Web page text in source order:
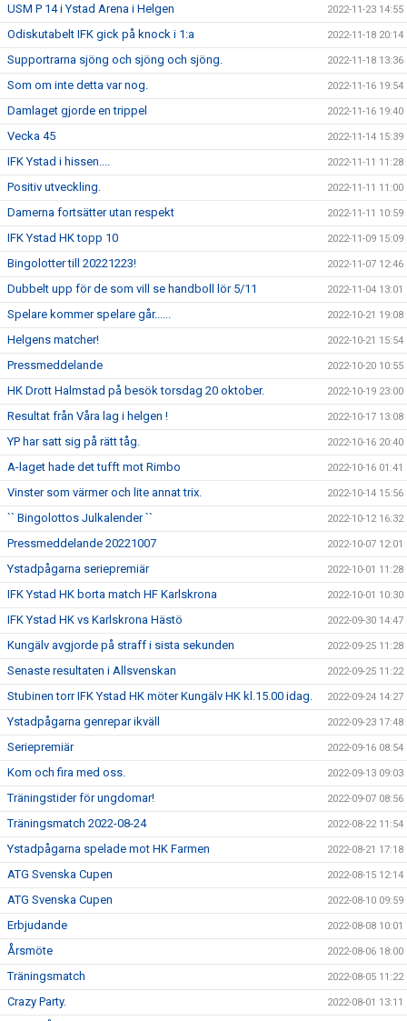
USM P 14 i Ystad Arena i Helgen 2022-11-23 14:55
Odiskutabelt IFK gick på knock i 1:a 2022-11-18 20:14
Supportrarna sjöng och sjöng och sjöng. 2022-11-18 13:36
Som om inte detta var nog. 2022-11-16 19:54
Damlaget gjorde en trippel 2022-11-16 19:40
Vecka 45 2022-11-14 15:39
IFK Ystad i hissen.... 2022-11-11 11:28
Positiv utveckling. 2022-11-11 11:00
Damerna fortsätter utan respekt 2022-11-11 10:59
IFK Ystad HK topp 10 2022-11-09 15:09
Bingolotter till 20221223! 2022-11-07 12:46
Dubbelt upp för de som vill se handboll lör 5/11 2022-11-04 13:01
Spelare kommer spelare går...... 2022-10-21 19:08
Helgens matcher! 2022-10-21 15:54
Pressmeddelande 2022-10-20 10:55
HK Drott Halmstad på besök torsdag 20 oktober. 2022-10-19 23:00
Resultat från Våra lag i helgen ! 2022-10-17 13:08
YP har satt sig på rätt tåg. 2022-10-16 20:40
A-laget hade det tufft mot Rimbo 2022-10-16 01:41
Vinster som värmer och lite annat trix. 2022-10-14 15:56
`` Bingolottos Julkalender `` 2022-10-12 16:32
Pressmeddelande 20221007 2022-10-07 12:01
Ystadpågarna seriepremiär 2022-10-01 11:28
IFK Ystad HK borta match HF Karlskrona 2022-10-01 10:30
IFK Ystad HK vs Karlskrona Hästö 2022-09-30 14:47
Kungälv avgjorde på straff i sista sekunden 2022-09-25 11:28
Senaste resultaten i Allsvenskan 2022-09-25 11:22
Stubinen torr IFK Ystad HK möter Kungälv HK kl.15.00 idag. 2022-09-24 14:27
Ystadpågarna genrepar ikväll 2022-09-23 17:48
Seriepremiär 2022-09-16 08:54
Kom och fira med oss. 2022-09-13 09:03
Träningstider för ungdomar! 2022-09-07 08:56
Träningsmatch 2022-08-24 2022-08-22 11:54
Ystadpågarna spelade mot HK Farmen 2022-08-21 17:18
ATG Svenska Cupen 2022-08-15 12:14
ATG Svenska Cupen 2022-08-10 09:59
Erbjudande 2022-08-08 10:01
Årsmöte 2022-08-06 18:00
Träningsmatch 2022-08-05 11:22
Crazy Party. 2022-08-01 13:11